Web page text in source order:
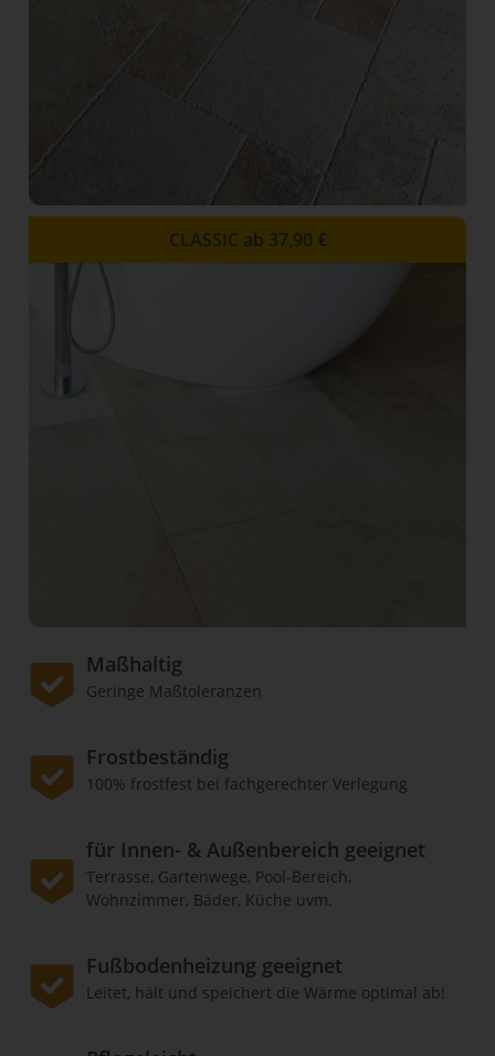
CLASSIC ab 37,90 €
Maßhaltig
Geringe Maßtoleranzen
Frostbeständig
100% frostfest bei fachgerechter Verlegung
für Innen- & Außenbereich geeignet
Terrasse, Gartenwege, Pool-Bereich,
Wohnzimmer, Bäder, Küche uvm.
Fußbodenheizung geeignet
Leitet, hält und speichert die Wärme optimal ab!